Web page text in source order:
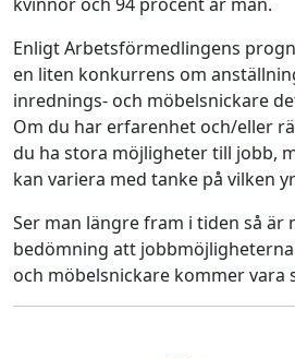
Enligt Arbetsförmedlingens
en liten konkurrens om
inrednings- och möbelsnickare
Om du har erfarenhet och/eller
du ha stora möjligheter till jobb,
kan variera med tanke på vilken
Ser man längre fram i tiden så är
bedömning att
och möbelsnickare kommer vara